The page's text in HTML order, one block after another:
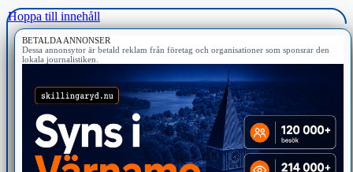
Hoppa till innehåll
BETALDA ANNONSER
Dessa annonsytor är betald reklam från företag och organisationer som sponsrar den
lokala journalistiken.